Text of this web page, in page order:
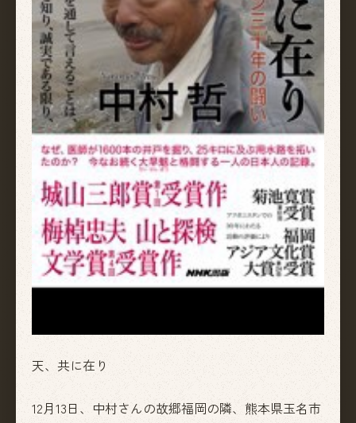
天、共に在り
12月13日、中村さんの故郷福岡の隣、熊本県玉名市